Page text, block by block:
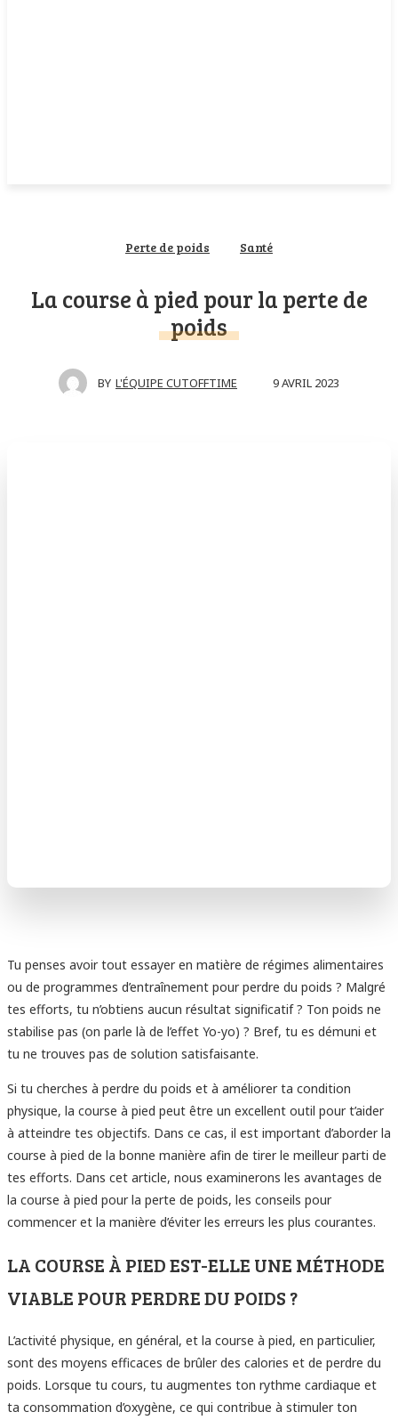
Perte de poids Santé
La course à pied pour la perte de
poids
BY L'ÉQUIPE CUTOFFTIME 9 AVRIL 2023
Tu penses avoir tout essayer en matière de régimes alimentaires
ou de programmes d’entraînement pour perdre du poids ? Malgré
tes efforts, tu n’obtiens aucun résultat significatif ? Ton poids ne
stabilise pas (on parle là de l’effet Yo-yo) ? Bref, tu es démuni et
tu ne trouves pas de solution satisfaisante.
Si tu cherches à perdre du poids et à améliorer ta condition
physique, la course à pied peut être un excellent outil pour t’aider
à atteindre tes objectifs. Dans ce cas, il est important d’aborder la
course à pied de la bonne manière afin de tirer le meilleur parti de
tes efforts. Dans cet article, nous examinerons les avantages de
la course à pied pour la perte de poids, les conseils pour
commencer et la manière d’éviter les erreurs les plus courantes.
LA COURSE À PIED EST-ELLE UNE MÉTHODE
VIABLE POUR PERDRE DU POIDS ?
L’activité physique, en général, et la course à pied, en particulier,
sont des moyens efficaces de brûler des calories et de perdre du
poids. Lorsque tu cours, tu augmentes ton rythme cardiaque et
ta consommation d’oxygène, ce qui contribue à stimuler ton